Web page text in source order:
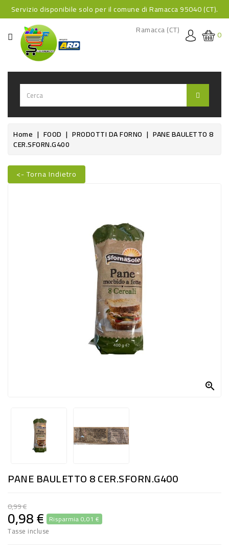
Servizio disponibile solo per il comune di Ramacca 95040 (CT).
CATEGORIA
HOME
BEVANDE
BEVANDE
ANALCOLICHE
ALCOLICHE
BEVANDE
CALDE
INFANZIA
PASTA,
E
FARINA
DIETETICO
NATURALI
0
Ramacca (CT)
Home FOOD PRODOTTI DA FORNO PANE BAULETTO 8
CER.SFORN.G400
<- Torna Indietro

PANE BAULETTO 8 CER.SFORN.G400
0,99 €
0,98 € Risparmia 0,01 €
Tasse incluse